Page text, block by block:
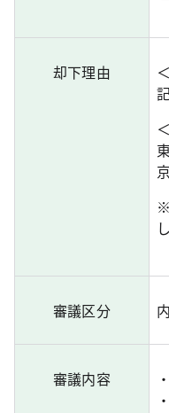
却下理由
審議区分
審議内容